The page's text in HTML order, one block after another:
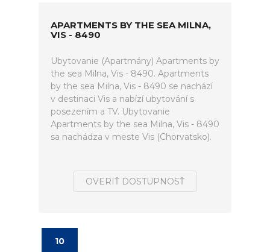
APARTMENTS BY THE SEA MILNA,
VIS - 8490
Ubytovanie (Apartmány) Apartments by
the sea Milna, Vis - 8490. Apartments
by the sea Milna, Vis - 8490 se nachází
v destinaci Vis a nabízí ubytování s
posezením a TV. Ubytovanie
Apartments by the sea Milna, Vis - 8490
sa nachádza v meste Vis (Chorvatsko).
OVERIŤ DOSTUPNOSŤ
10